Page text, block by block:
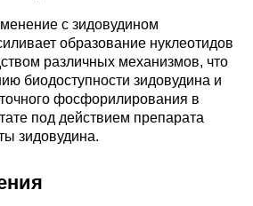
с зидовудином
образование нуклеотидов
различных механизмов, что
биодоступности зидовудина и
фосфорилирования в
под действием препарата
зидовудина.